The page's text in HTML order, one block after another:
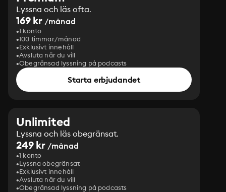
Lyssna och läs ofta.
169 kr /månad
1 konto
100 timmar/månad
Exklusivt innehåll
Avsluta när du vill
Obegränsad lyssning på podcasts
Starta erbjudandet
Unlimited
Lyssna och läs obegränsat.
249 kr /månad
1 konto
Lyssna obegränsat
Exklusivt innehåll
Avsluta när du vill
Obegränsad lyssning på podcasts